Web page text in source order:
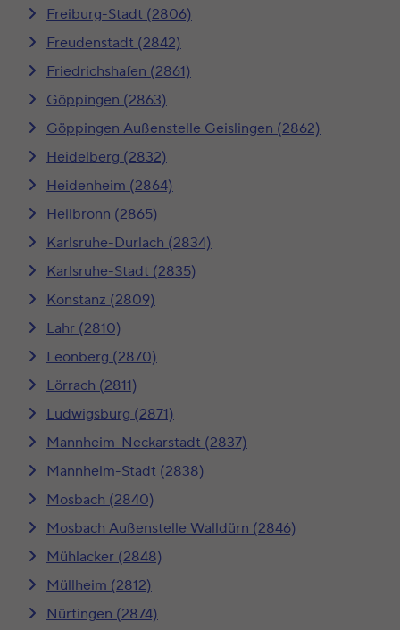
Freiburg-Stadt (2806)
Freudenstadt (2842)
Friedrichshafen (2861)
Göppingen (2863)
Göppingen Außenstelle Geislingen (2862)
Heidelberg (2832)
Heidenheim (2864)
Heilbronn (2865)
Karlsruhe-Durlach (2834)
Karlsruhe-Stadt (2835)
Konstanz (2809)
Lahr (2810)
Leonberg (2870)
Lörrach (2811)
Ludwigsburg (2871)
Mannheim-Neckarstadt (2837)
Mannheim-Stadt (2838)
Mosbach (2840)
Mosbach Außenstelle Walldürn (2846)
Mühlacker (2848)
Müllheim (2812)
Nürtingen (2874)